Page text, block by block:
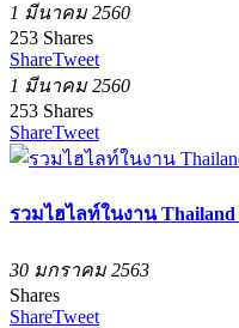
1 มีนาคม 2560
253 Shares
ShareTweet
1 มีนาคม 2560
253 Shares
ShareTweet
รวมไฮไลท์ในงาน Thailand
30 มกราคม 2563
Shares
ShareTweet